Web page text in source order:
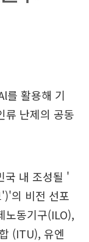
를 활용해 기
류 난제의 공동
국 내 조성될 '
의 비전 선포
노동기구(ILO),
(ITU), 유엔